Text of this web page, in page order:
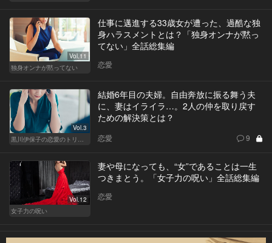
Vol.11
独身オンナが黙ってない
仕事に邁進する33歳女が遭った、過酷な独
身ハラスメントとは？「独身オンナが黙っ
てない」全話総集編
恋愛
Vol.3
黒川伊保子の恋愛のトリセツ
結婚6年目の夫婦。自由奔放に振る舞う夫
に、妻はイライラ…。2人の仲を取り戻す
ための解決策とは？
恋愛 9
Vol.12
女子力の呪い
妻や母になっても、“女”であることは一生
つきまとう。「女子力の呪い」全話総集編
恋愛